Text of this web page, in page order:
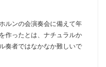
ルンの会演奏会に備えて年
作ったとは、ナチュラルか
奏者ではなかなか難しいで